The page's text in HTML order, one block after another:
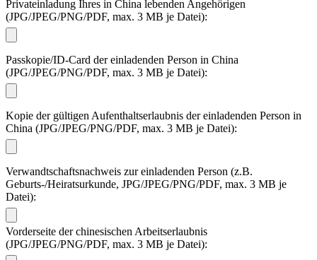
Privateinladung Ihres in China lebenden Angehörigen
(JPG/JPEG/PNG/PDF, max. 3 MB je Datei):
Passkopie/ID-Card der einladenden Person in China
(JPG/JPEG/PNG/PDF, max. 3 MB je Datei):
Kopie der gültigen Aufenthaltserlaubnis der einladenden Person in
China (JPG/JPEG/PNG/PDF, max. 3 MB je Datei):
Verwandtschaftsnachweis zur einladenden Person (z.B.
Geburts-/Heiratsurkunde, JPG/JPEG/PNG/PDF, max. 3 MB je
Datei):
Vorderseite der chinesischen Arbeitserlaubnis
(JPG/JPEG/PNG/PDF, max. 3 MB je Datei):